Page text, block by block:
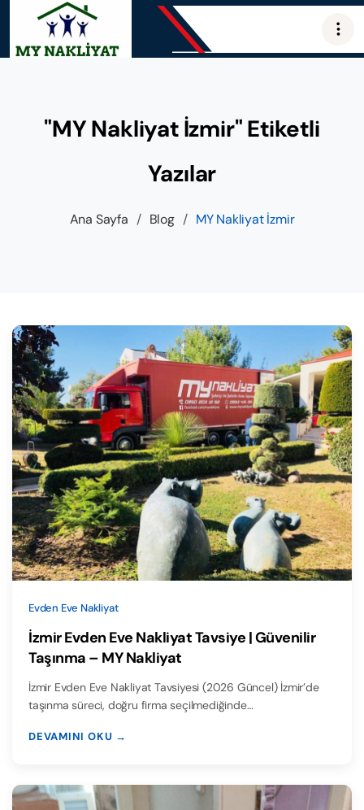
"MY Nakliyat İzmir" Etiketli
Yazılar
Ana Sayfa / Blog / MY Nakliyat İzmir
Evden Eve Nakliyat
İzmir Evden Eve Nakliyat Tavsiye | Güvenilir
Taşınma – MY Nakliyat
İzmir Evden Eve Nakliyat Tavsiyesi (2026 Güncel) İzmir’de
taşınma süreci, doğru firma seçilmediğinde…
DEVAMINI OKU →